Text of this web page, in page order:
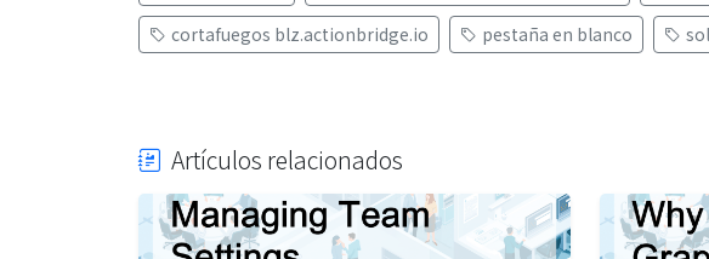
cortafuegos blz.actionbridge.io
pestaña en blanco
Artículos relacionados